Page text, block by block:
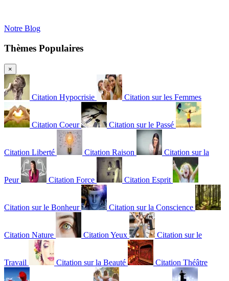
Notre Blog
Thèmes Populaires
×
Citation Hypocrisie Citation sur les Femmes
Citation Coeur Citation sur le Passé
Citation Liberté Citation Raison Citation sur la
Peur Citation Force Citation Esprit
Citation sur le Bonheur Citation sur la Conscience
Citation Nature Citation Yeux Citation sur le
Travail Citation sur la Beauté Citation Théâtre